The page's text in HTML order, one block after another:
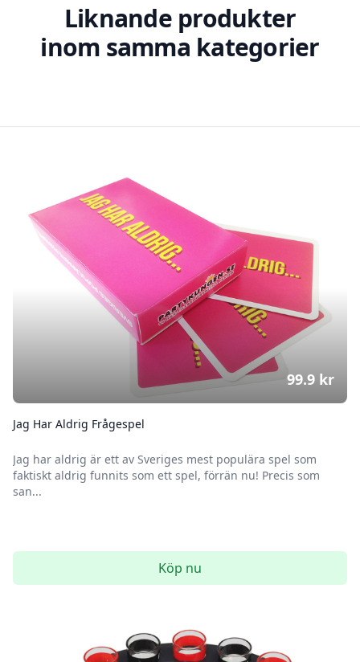
Liknande produkter
inom samma kategorier
Jag Har Aldrig Frågespel
Jag har aldrig är ett av Sveriges mest populära spel som
faktiskt aldrig funnits som ett spel, förrän nu! Precis som
san...
99.9 kr
Köp nu